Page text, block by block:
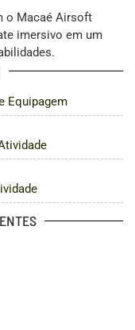
o Macaé Airsoft
imersivo em um
Equipagem